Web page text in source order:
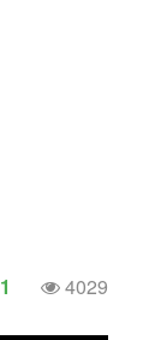
4029
1